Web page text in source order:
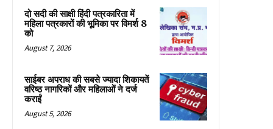
दो सदी की साक्षी हिंदी पत्रकारिता में
महिला पत्रकारों की भूमिका पर विमर्श 8
को
August 7, 2026
साईबर अपराध की सबसे ज्यादा शिकायतें
वरिष्ठ नागरिकों और महिलाओं ने दर्ज
कराईं
August 5, 2026